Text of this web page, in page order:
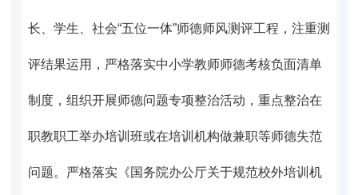
长、学生、社会“五位一体”师德师风测评工程，注重测
评结果运用，严格落实中小学教师师德考核负面清单
制度，组织开展师德问题专项整治活动，重点整治在
职教职工举办培训班或在培训机构做兼职等师德失范
问题。严格落实《国务院办公厅关于规范校外培训机